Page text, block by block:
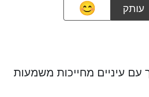
עותק
עם עיניים מחייכות משמעות